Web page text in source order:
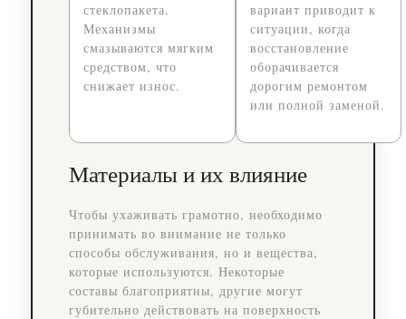
стеклопакета.
Механизмы
смазываются мягким
средством, что
снижает износ.
вариант приводит к
ситуации, когда
восстановление
оборачивается
дорогим ремонтом
или полной заменой.
Материалы и их влияние
Чтобы ухаживать грамотно, необходимо
принимать во внимание не только
способы обслуживания, но и вещества,
которые используются. Некоторые
составы благоприятны, другие могут
губительно действовать на поверхность